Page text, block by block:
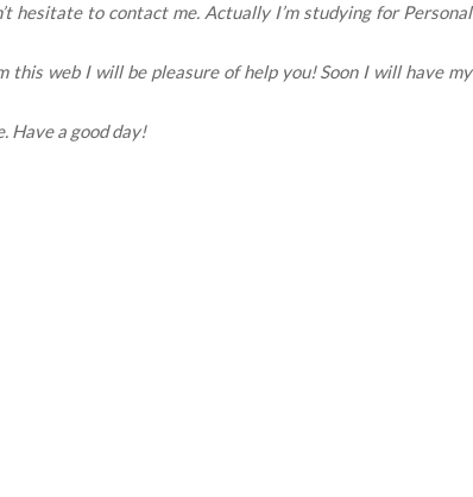
hesitate to contact me. Actually I’m studying for Personal
web I will be pleasure of help you! Soon I will have my
Have a good day!